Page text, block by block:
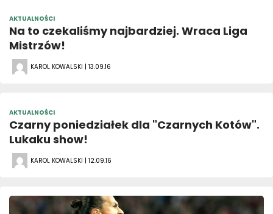
AKTUALNOŚCI
Na to czekaliśmy najbardziej. Wraca Liga
Mistrzów!
KAROL KOWALSKI | 13.09.16
AKTUALNOŚCI
Czarny poniedziałek dla "Czarnych Kotów".
Lukaku show!
KAROL KOWALSKI | 12.09.16